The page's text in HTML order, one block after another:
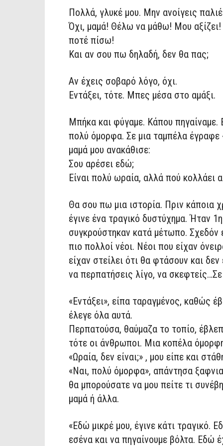
Πολλά, γλυκέ μου. Μην ανοίγεις
Όχι, μαμά! Θέλω να μάθω! Μου
ποτέ πίσω!
Και αν σου πω δηλαδή, δεν θα πας;
Αν έχεις σοβαρό λόγο, όχι.
Εντάξει, τότε. Μπες μέσα στο αμάξι.
Μπήκα και φύγαμε. Κάπου πηγαίναμε.
πολύ όμορφα. Σε μια ταμπέλα έγραφε
μαμά μου ανακάθισε:
Σου αρέσει εδώ;
Είναι πολύ ωραία, αλλά πού κολλάει
Θα σου πω μια ιστορία. Πριν κάποια
έγινε ένα τραγικό δυστύχημα. Ήταν
συγκρούστηκαν κατά μέτωπο.
πιο πολλοί νέοι. Νέοι που είχαν
είχαν στείλει ότι θα φτάσουν και
να περπατήσεις λίγο, να
«Εντάξει», είπα ταραγμένος, καθώς
έλεγε όλα αυτά.
Περπατούσα, θαύμαζα το τοπίο,
τότε οι άνθρωποι. Μια κοπέλα
«Ωραία, δεν είναι;» , μου είπε και
«Ναι, πολύ όμορφα», απάντησα
θα μπορούσατε να μου πείτε τι
μαμά ή άλλα.
«Εδώ μικρέ μου, έγινε κάτι τραγικό.
εσένα και να πηγαίνουμε βόλτα.